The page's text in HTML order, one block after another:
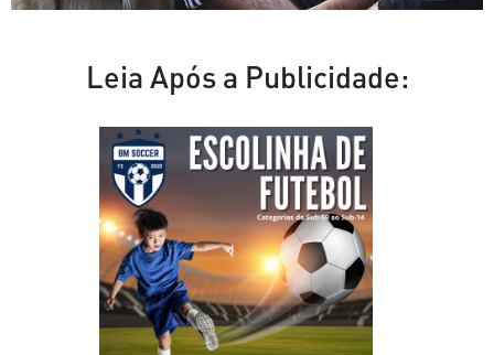
Leia Após a Publicidade: